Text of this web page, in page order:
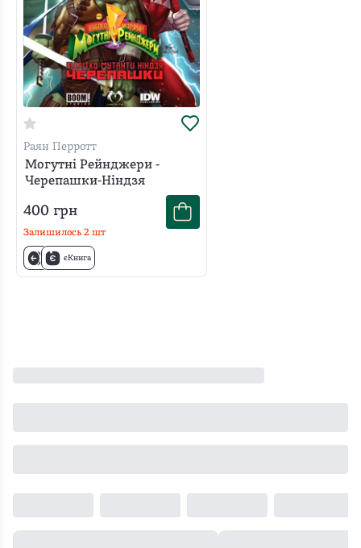
Раян Перротт
Могутні Рейнджери -
Черепашки-Ніндзя
400 грн
Залишилось 2 шт
єКнига